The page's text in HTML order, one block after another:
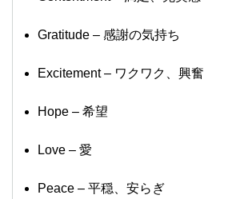
Gratitude – 感謝の気持ち
Excitement – ワクワク、興奮
Hope – 希望
Love – 愛
Peace – 平穏、安らぎ